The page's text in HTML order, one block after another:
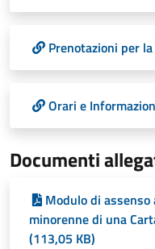
Prenotazioni per la
Orari e
Documenti
Modulo di
minorenne di una
(113,05 KB)